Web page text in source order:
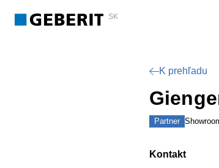
SK
K prehľadu
Partner
Kontakt